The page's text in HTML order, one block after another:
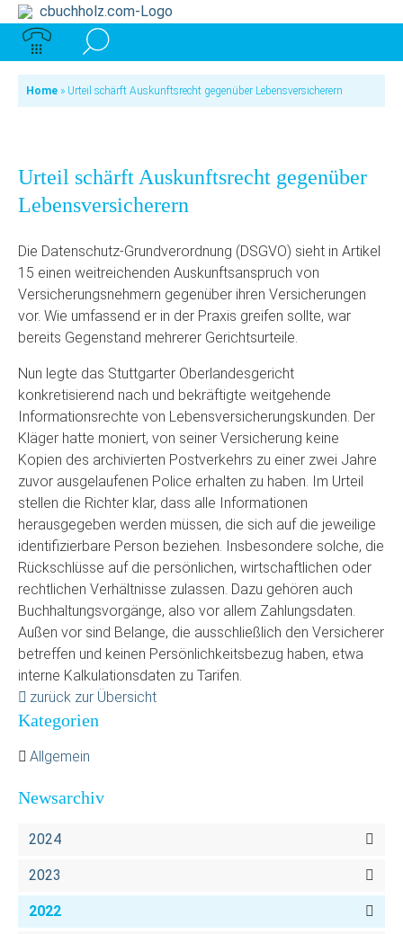
Home » Urteil schärft Auskunftsrecht gegenüber Lebensversicherern
Urteil schärft Auskunftsrecht gegenüber
Lebensversicherern
Die Datenschutz-Grundverordnung (DSGVO) sieht in Artikel
15 einen weitreichenden Auskunftsanspruch von
Versicherungsnehmern gegenüber ihren Versicherungen
vor. Wie umfassend er in der Praxis greifen sollte, war
bereits Gegenstand mehrerer Gerichtsurteile.
Nun legte das Stuttgarter Oberlandesgericht
konkretisierend nach und bekräftigte weitgehende
Informationsrechte von Lebensversicherungskunden. Der
Kläger hatte moniert, von seiner Versicherung keine
Kopien des archivierten Postverkehrs zu einer zwei Jahre
zuvor ausgelaufenen Police erhalten zu haben. Im Urteil
stellen die Richter klar, dass alle Informationen
herausgegeben werden müssen, die sich auf die jeweilige
identifizierbare Person beziehen. Insbesondere solche, die
Rückschlüsse auf die persönlichen, wirtschaftlichen oder
rechtlichen Verhältnisse zulassen. Dazu gehören auch
Buchhaltungsvorgänge, also vor allem Zahlungsdaten.
Außen vor sind Belange, die ausschließlich den Versicherer
betreffen und keinen Persönlichkeitsbezug haben, etwa
interne Kalkulationsdaten zu Tarifen.
zurück zur Übersicht
Kategorien
Allgemein
Newsarchiv
2024
2023
2022